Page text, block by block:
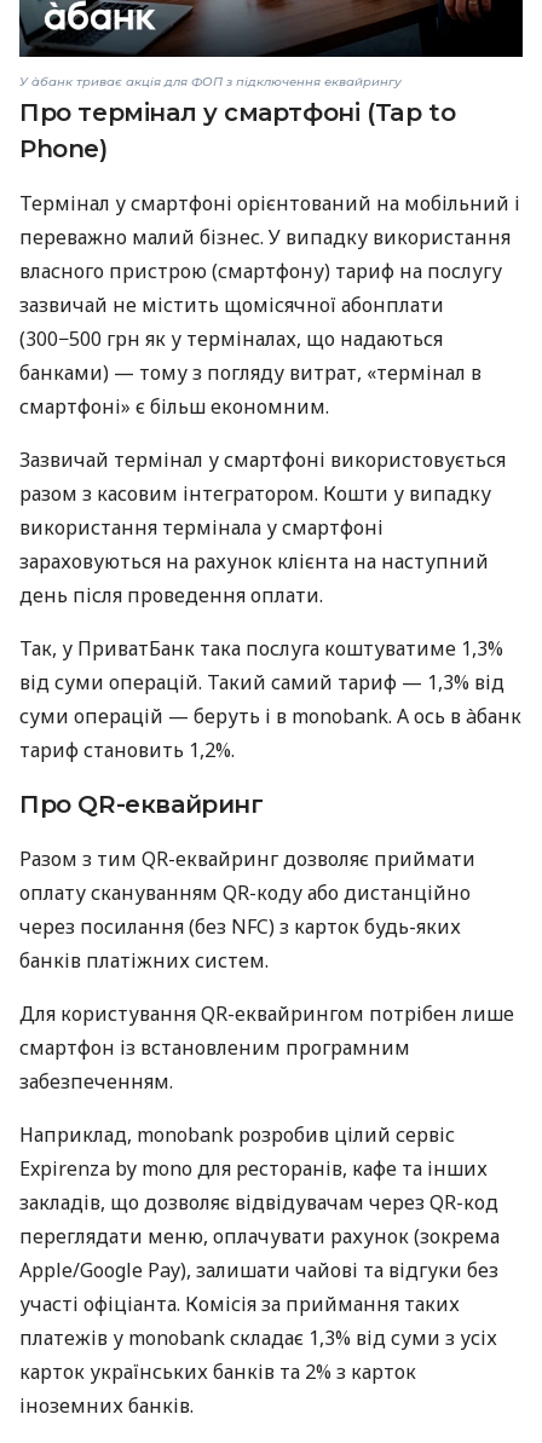
У àбанк триває акція для ФОП з підключення еквайрингу
Про термінал у смартфоні (Tap to
Phone)
Термінал у смартфоні орієнтований на мобільний і
переважно малий бізнес. У випадку використання
власного пристрою (смартфону) тариф на послугу
зазвичай не містить щомісячної абонплати
(300−500 грн як у терміналах, що надаються
банками) — тому з погляду витрат, «термінал в
смартфоні» є більш економним.
Зазвичай термінал у смартфоні використовується
разом з касовим інтегратором. Кошти у випадку
використання термінала у смартфоні
зараховуються на рахунок клієнта на наступний
день після проведення оплати.
Так, у ПриватБанк така послуга коштуватиме 1,3%
від суми операцій. Такий самий тариф — 1,3% від
суми операцій — беруть і в monobank. А ось в àбанк
тариф становить 1,2%.
Про QR-еквайринг
Разом з тим QR-еквайринг дозволяє приймати
оплату скануванням QR-коду або дистанційно
через посилання (без NFC) з карток будь-яких
банків платіжних систем.
Для користування QR-еквайрингом потрібен лише
смартфон із встановленим програмним
забезпеченням.
Наприклад, monobank розробив цілий сервіс
Expirenza by mono для ресторанів, кафе та інших
закладів, що дозволяє відвідувачам через QR-код
переглядати меню, оплачувати рахунок (зокрема
Apple/Google Pay), залишати чайові та відгуки без
участі офіціанта. Комісія за приймання таких
платежів у monobank складає 1,3% від суми з усіх
карток українських банків та 2% з карток
іноземних банків.